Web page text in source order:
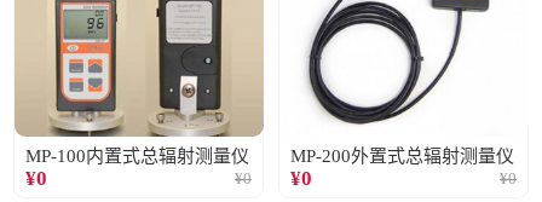
MP-100内置式总辐射测量仪
¥0 ¥0
MP-200外置式总辐射测量仪
¥0 ¥0